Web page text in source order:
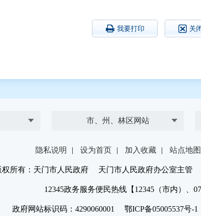
我要打印 关
市、州、林区网站
隐私说明 | 设为首页 | 加入收藏 | 站点地图
权所有：天门市人民政府 天门市人民政府办公室主管
12345政务服务便民热线【12345（市内）、
政府网站标识码：4290060001 鄂ICP备05005537号-